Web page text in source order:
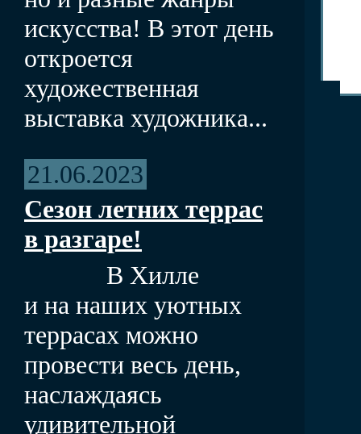
искусства! В этот день
откроется
художественная
выставка художника...
21.06.2023
Сезон летних террас
в разгаре!
В Хилле
и на наших уютных
террасах можно
провести весь день,
наслаждаясь
удивительной